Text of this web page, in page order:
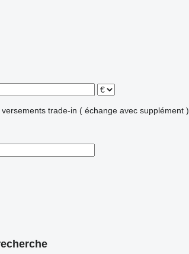
versements trade-in ( échange avec supplément )